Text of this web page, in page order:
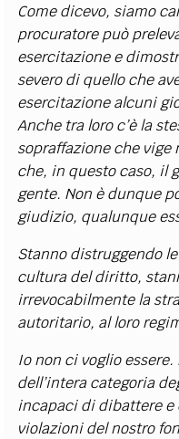
Come dicevo, siamo
procuratore può
esercitazione e
severo di quello che
esercitazione alcuni
Anche tra loro c’è la
sopraffazione che vige
che, in questo caso, il
gente. Non è dunque
giudizio, qualunque
Stanno distruggendo
cultura del diritto,
irrevocabilmente la
autoritario, al loro
Io non ci voglio
dell’intera categoria
incapaci di dibattere e
violazioni del nostro